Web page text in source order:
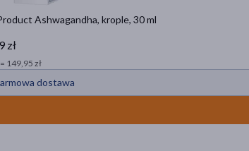
Ashwagandha, krople, 30 ml
zł
149,95 zł
dostawa